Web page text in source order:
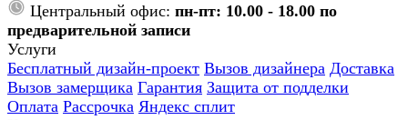
Центральный офис: пн-пт: 10.00 - 18.00 по
предварительной записи
Услуги
Бесплатный дизайн-проект Вызов дизайнера Доставка
Вызов замерщика Гарантия Защита от подделки
Оплата Рассрочка Яндекс сплит